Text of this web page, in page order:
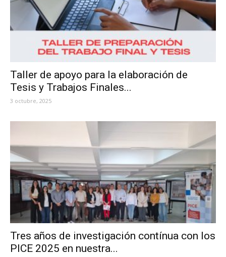
Taller de apoyo para la elaboración de
Tesis y Trabajos Finales...
3 octubre, 2025
Tres años de investigación contínua con los
PICE 2025 en nuestra...